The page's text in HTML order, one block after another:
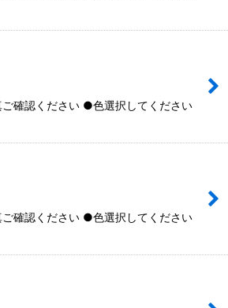
確認ください ●色選択してください
確認ください ●色選択してください